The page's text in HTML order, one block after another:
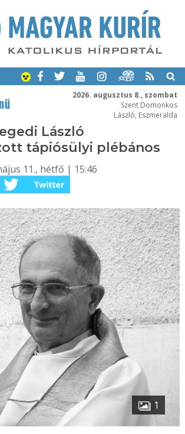
2026. augusztus 8., szombat
Szent Domonkos
László, Eszmeralda
László
tápiósülyi plébános
11., hétfő | 15:46
1